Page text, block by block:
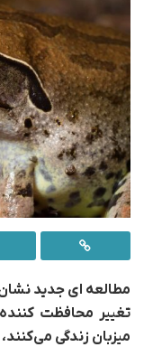
مطالعه ای جدید
تغییر محافظت
میزبان زندگی می‌کنند،